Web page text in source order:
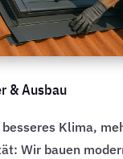
& Ausbau
Klima,
Wir bauen